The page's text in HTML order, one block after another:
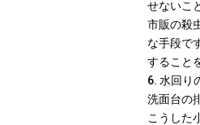
せないこ
市販の殺
な手段で
すること
6. 水回り
洗面台の
こうした